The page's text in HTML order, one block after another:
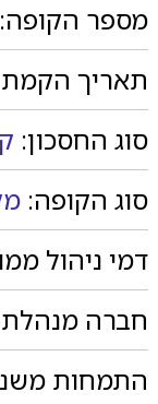
מספר הקופה:
תאריך
סוג החסכון:
סוג הקופה:
דמי ניהול
חברה
התמחות